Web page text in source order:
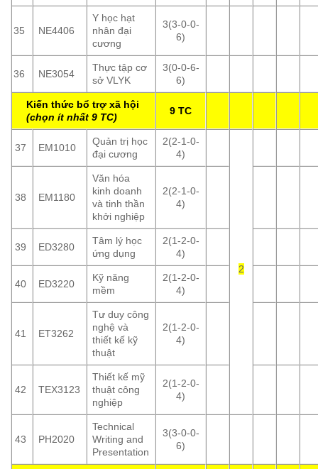
35 NE4406
Y học hạt
nhân đại
cương
3(3-0-0-
6)
36 NE3054
Thực tập cơ
sở VLYK
3(0-0-6-
6)
Kiến thức bổ trợ xã hội
(chọn ít nhất 9 TC)
9 TC
37 EM1010
Quản trị học
đại cương
2(2-1-0-
4)
2
38 EM1180
Văn hóa
kinh doanh
và tinh thần
khởi nghiệp
2(2-1-0-
4)
39 ED3280
Tâm lý học
ứng dụng
2(1-2-0-
4)
40 ED3220
Kỹ năng
mềm
2(1-2-0-
4)
41 ET3262
Tư duy công
nghệ và
thiết kế kỹ
thuật
2(1-2-0-
4)
42 TEX3123
Thiết kế mỹ
thuật công
nghiệp
2(1-2-0-
4)
43 PH2020
Technical
Writing and
Presentation
3(3-0-0-
6)